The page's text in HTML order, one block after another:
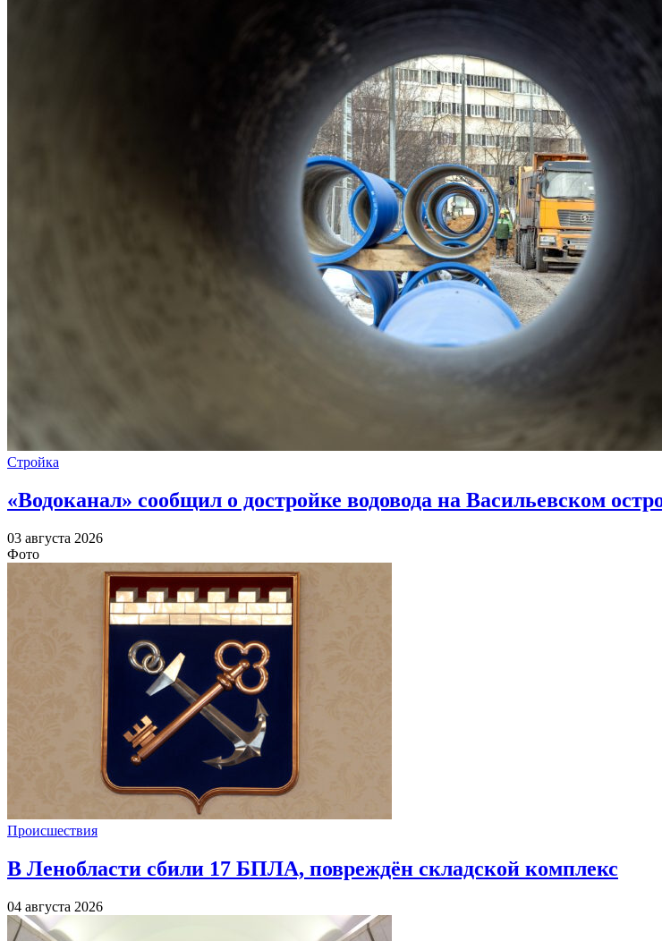
Стройка
«Водоканал» сообщил о достройке водовода на Васильевском
03 августа 2026
Фото
Происшествия
В Ленобласти сбили 17 БПЛА, повреждён складской комплекс
04 августа 2026